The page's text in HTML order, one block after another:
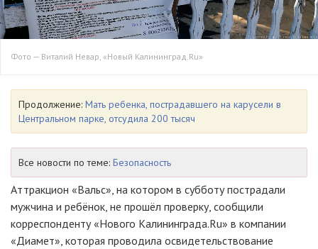
Фото — Виталий Невар, «Новый Калининград.Ru»
Продолжение: Мать ребенка, пострадавшего на карусели в
Центральном парке, отсудила 200 тысяч
Все новости по теме: Безопасность
Аттракцион «Вальс», на котором в субботу пострадали
мужчина и ребёнок, не прошёл проверку, сообщили
корреспонденту «Нового Калининграда.Ru» в компании
«Диамет», которая проводила освидетельствование